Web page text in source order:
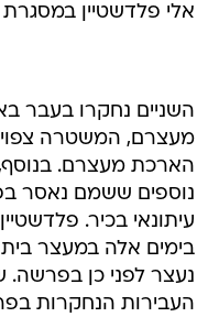
אלי פלדשטיין במסגרת
השניים נחקרו בעבר
מעצרם, המשטרה
הארכת מעצרם.
נוספים ששמם נאסר
עיתונאי בכיר.
בימים אלה במעצר
נעצר לפני כן בפרשה.
העבירות הנחקרות